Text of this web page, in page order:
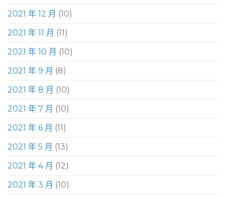
2021 年 12 月 (10)
2021 年 11 月 (11)
2021 年 10 月 (10)
2021 年 9 月 (8)
2021 年 8 月 (10)
2021 年 7 月 (10)
2021 年 6 月 (11)
2021 年 5 月 (13)
2021 年 4 月 (12)
2021 年 3 月 (10)